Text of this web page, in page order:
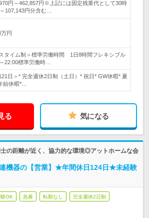
円～462,857円※上記には固定残業代として30時
107,143円分含む…
円
タイム制＞標準労働時間 1日8時間フレキシブル
22:00標準労働時…
日＞* 完全週休2日制（土日）* 祝日* GW休暇* 夏
始休暇*…
る 気になる
士の距離が近く、協力的な環境◎アットホームな会
機器の【営業】★年間休日124日★未経験
OK 急募 転勤なし 完全週休2日制